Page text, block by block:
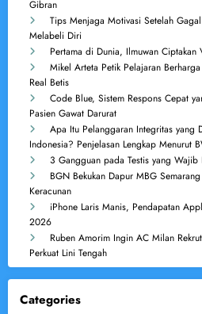
Gibran
Tips Menjaga Motivasi Setelah
Melabeli Diri
Pertama di Dunia, Ilmuwan Ciptakan
Mikel Arteta Petik Pelajaran
Real Betis
Code Blue, Sistem Respons Cepat
Pasien Gawat Darurat
Apa Itu Pelanggaran Integritas yang
Indonesia? Penjelasan Lengkap Menurut
3 Gangguan pada Testis yang Wajib
BGN Bekukan Dapur MBG
Keracunan
iPhone Laris Manis, Pendapatan
2026
Ruben Amorim Ingin AC Milan
Perkuat Lini Tengah
Categories